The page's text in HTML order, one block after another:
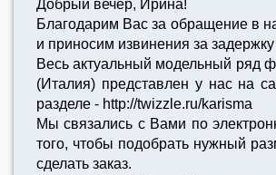
Добрый вечер, Ирина!
Благодарим Вас за обращение в
и приносим извинения за задержку
Весь актуальный модельный ряд
(Италия) представлен у нас на
разделе - http://twizzle.ru/karisma
Мы связались с Вами по
того, чтобы подобрать нужный
сделать заказ.